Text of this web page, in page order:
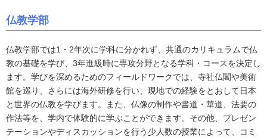
仏教学部
仏教学部では1・2年次に学科に分かれず、共通のカリキュラムで仏
教の基礎を学び、3年進級時に専攻分野となる学科・コースを決定し
ます。学びを深めるためのフィールドワークでは、寺社仏閣や美術
館を巡り、さらには海外研修を行い、現地での経験をとおして日本
と世界の仏教を学びます。また、仏像の制作や書道・華道、法要の
作法等を、学内で体験的に学ぶことができます。その他、プレゼン
テーションやディスカッションを行う少人数の授業によって、コミ